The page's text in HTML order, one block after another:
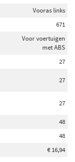
Vooras links
671
Voor voertuigen
met ABS
27
27
27
48
48
€ 16,94